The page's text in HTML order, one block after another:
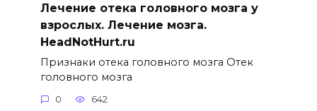
Лечение отека головного мозга у
взрослых. Лечение мозга.
HeadNotHurt.ru
Признаки отека головного мозга Отек
головного мозга
0 642